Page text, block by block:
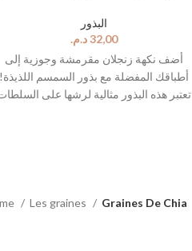
البذور
د.م.
أضف نكهة زنجلان مقرمشة وجوزية إلى
أطباقك المفضلة مع بذور السمسم اللذيذة!
تعتبر هذه البذور مثالية لرشها على
البندق اللذيذة ، من المؤكد أن بذور
Les graines Graines De Chia